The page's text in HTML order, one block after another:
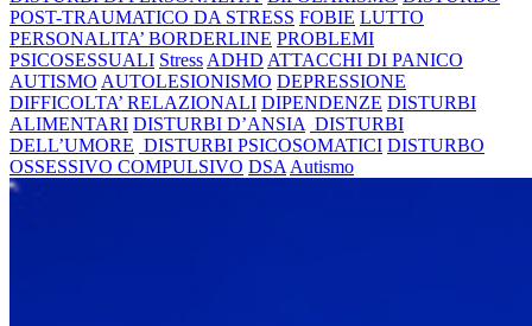
POST-TRAUMATICO DA STRESS FOBIE LUTTO
PERSONALITA’ BORDERLINE PROBLEMI
PSICOSESSUALI Stress ADHD ATTACCHI DI PANICO
AUTISMO AUTOLESIONISMO DEPRESSIONE
DIFFICOLTA’ RELAZIONALI DIPENDENZE DISTURBI
ALIMENTARI DISTURBI D’ANSIA DISTURBI
DELL’UMORE DISTURBI PSICOSOMATICI DISTURBO
OSSESSIVO COMPULSIVO DSA Autismo